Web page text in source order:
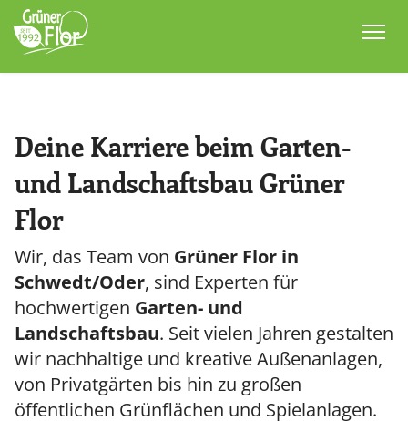
Deine Karriere beim Garten-
und Landschaftsbau Grüner
Flor
Wir, das Team von Grüner Flor in
Schwedt/Oder, sind Experten für
hochwertigen Garten- und
Landschaftsbau. Seit vielen Jahren gestalten
wir nachhaltige und kreative Außenanlagen,
von Privatgärten bis hin zu großen
öffentlichen Grünflächen und Spielanlagen.